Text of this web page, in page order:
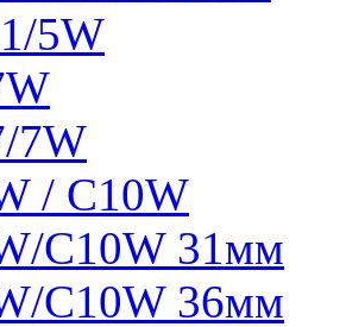
5W
7W
/ C10W
C10W 31мм
C10W 36мм